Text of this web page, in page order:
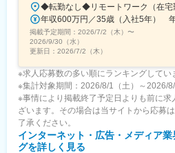
掲載予定期間： 2026/7/2（木） 〜
2026/9/30（水）
更新日： 2026/7/2（木）
※求人応募数の多い順にランキングしてい
※集計対象期間：2026/8/1（土）～2026/8/
※事情により掲載終了予定日よりも前に
ざいます。その場合は当サイトから応募
了承ください。
インターネット・広告・メディア業
グを詳しく見る